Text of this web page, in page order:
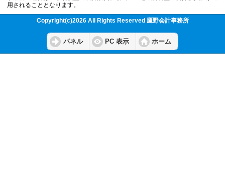
用されることとなります。
Copyright(c)2026 All Rights Reserved 鷹野会計事務所
パネル PC 表示 ホーム